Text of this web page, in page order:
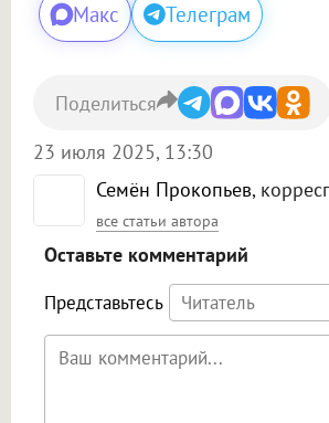
Макс Телеграм
Семён Прокопьев,
все статьи автора
23 июля 2025, 13:30
Поделиться
Оставьте комментарий
Представьтесь